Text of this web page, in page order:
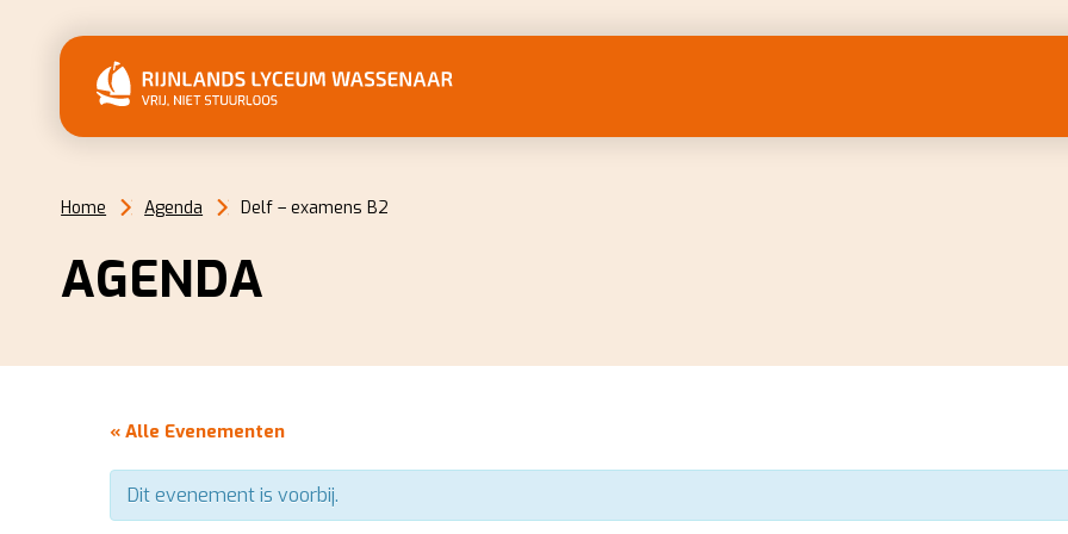
Home Agenda Delf – examens B2
AGENDA
« Alle Evenementen
Dit evenement is voorbij.